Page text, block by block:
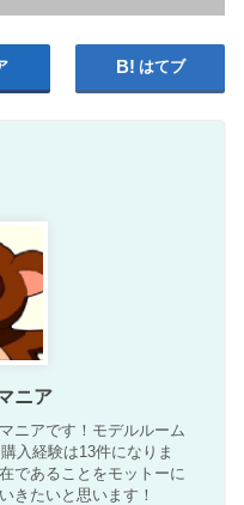
はてブ
ニア
ニアです！モデルルーム
入経験は13件になりま
であることをモットーに
きたいと思います！